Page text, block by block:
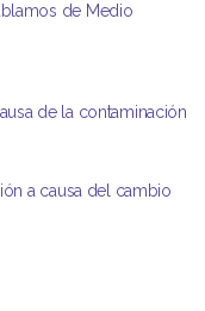
de Medio
de la contaminación
a causa del cambio